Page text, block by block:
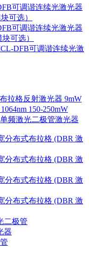
可调谐连续光激光器
可选）
可调谐连续光激光器
可选）
DFB可调谐连续光激
拉格反射激光器 9mW
150-250mW
频激光二极管激光器
分布式布拉格 (DBR 激
分布式布拉格 (DBR 激
分布式布拉格 (DBR 激
分布式布拉格 (DBR 激
二极管
器